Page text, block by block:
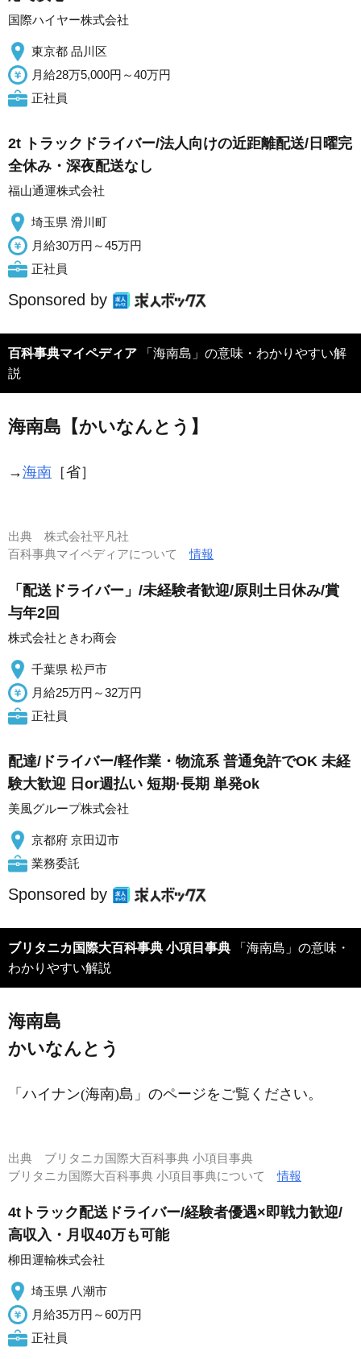
国際ハイヤー株式会社
東京都 品川区
月給28万5,000円～40万円
正社員
2t トラックドライバー/法人向けの近距離配送/日曜完
全休み・深夜配送なし
福山通運株式会社
埼玉県 滑川町
月給30万円～45万円
正社員
Sponsored by
百科事典マイペディア
説
海南島【かいなんとう】
→海南 ［省］
出典 株式会社平凡社
百科事典マイペディアについて情報
「配送ドライバー」/未経験者歓迎/原則土日休み/賞
与年2回
株式会社ときわ商会
千葉県 松戸市
月給25万円～32万円
正社員
配達/ドライバー/軽作業・物流系 普通免許でOK 未経
験大歓迎 日or週払い 短期·長期 単発ok
美風グループ株式会社
京都府 京田辺市
業務委託
Sponsored by
ブリタニカ国際大百科事典 小項目事典
わかりやすい解説
海南島
かいなんとう
「ハイナン(海南)島」のページをご覧ください。
出典 ブリタニカ国際大百科事典 小項目事典
ブリタニカ国際大百科事典 小項目事典について情報
4tトラック配送ドライバー/経験者優遇×即戦力歓迎/
高収入・月収40万も可能
柳田運輸株式会社
埼玉県 八潮市
月給35万円～60万円
正社員